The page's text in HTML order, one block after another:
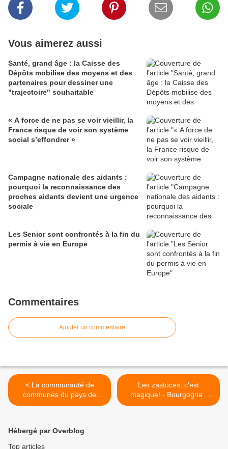
Vous aimerez aussi
Santé, grand âge : la Caisse des
Dépôts mobilise des moyens et des
partenaires pour dessiner une
"trajectoire" souhaitable
« A force de ne pas se voir vieillir, la
France risque de voir son système
social s’effondrer »
Campagne nationale des aidants :
pourquoi la reconnaissance des
proches aidants devient une urgence
sociale
Les Senior sont confrontés à la fin du
permis à vie en Europe
Commentaires
Ajouter un commentaire
< La communauté de
communes du pays de
Pévèle maintient les seniors
Les zastuces, c’est
magique! - Bourgogne -
Franche Comté - >
Hébergé par Overblog
Top articles